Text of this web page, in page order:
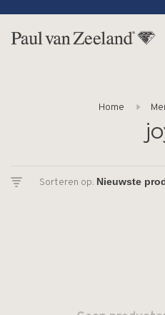
Home
Sorteren op: